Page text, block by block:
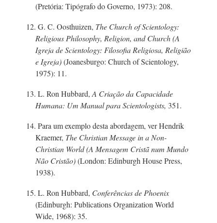
(Pretória: Tipógrafo do Governo, 1973): 208.
12. G. C. Oosthuizen, The Church of Scientology:
Religious Philosophy, Religion, and Church (A
Igreja de Scientology: Filosofia Religiosa, Religião
e Igreja)(Joanesburgo: Church of Scientology,
1975): 11.
13. L. Ron Hubbard, A Criação da Capacidade
Humana: Um Manual para Scientologists, 351.
14. Para um exemplo desta abordagem, ver Hendrik
Kraemer, The Christian Message in a Non-
Christian World (A Mensagem Cristã num Mundo
Não Cristão)(London: Edinburgh House Press,
1938).
15. L. Ron Hubbard, Conferências de Phoenix
(Edinburgh: Publications Organization World
Wide, 1968): 35.